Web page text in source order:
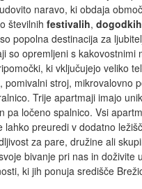
naravo, ki obdaja
številnih festivalih, dogodkih
popolna destinacija za
so opremljeni s kakovostnimi
ki vključujejo veliko
pomivalni stroj, mikrovalovno
Trije apartmaji imajo
pa ločeno spalnico. Vsi
lahko preuredi v dodatno
za pare, družine ali
bivanje pri nas in doživite
ki jih ponuja središče